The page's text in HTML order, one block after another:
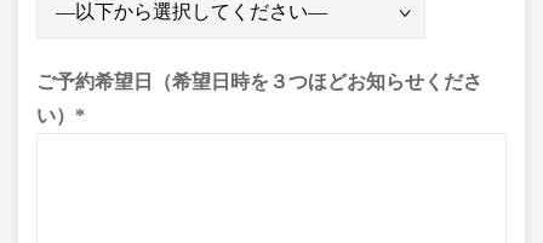
ご予約希望日（希望日時を３つほどお知らせくださ
い） *